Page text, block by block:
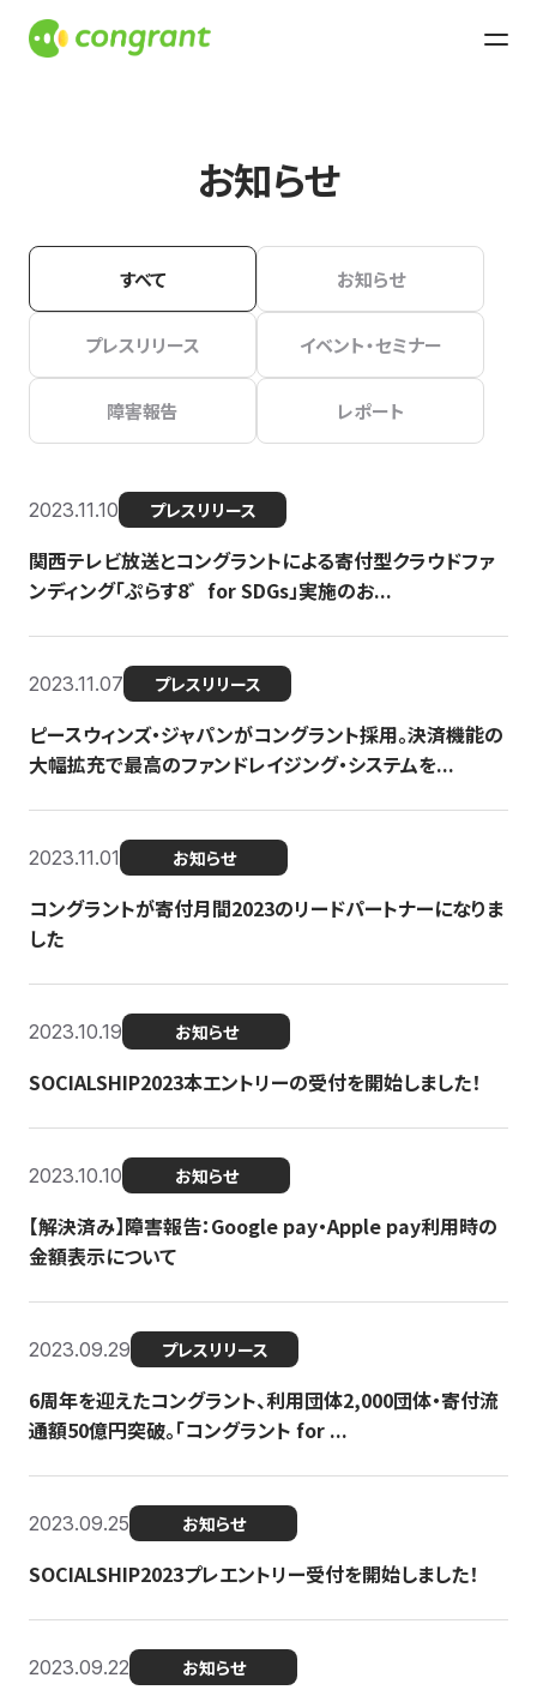
お知らせ
すべて お知らせ
プレスリリース イベント・セミナー
障害報告 レポート
2023.11.10 プレスリリース
関西テレビ放送とコングラントによる寄付型クラウドファ
ンディング「ぷらす8゛for SDGs」実施のお...
2023.11.07 プレスリリース
ピースウィンズ・ジャパンがコングラント採用。決済機能の
大幅拡充で最高のファンドレイジング・システムを...
2023.11.01 お知らせ
コングラントが寄付月間2023のリードパートナーになりま
した
2023.10.19 お知らせ
SOCIALSHIP2023本エントリーの受付を開始しました！
2023.10.10 お知らせ
【解決済み】障害報告：Google pay・Apple pay利用時の
金額表示について
2023.09.29 プレスリリース
6周年を迎えたコングラント、利用団体2,000団体・寄付流
通額50億円突破。「コングラント for ...
2023.09.25 お知らせ
SOCIALSHIP2023プレエントリー受付を開始しました！
2023.09.22 お知らせ